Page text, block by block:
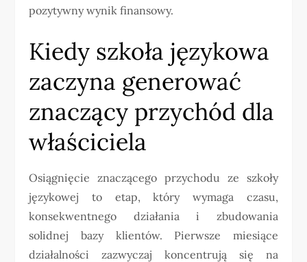
pozytywny wynik finansowy.
Kiedy szkoła językowa
zaczyna generować
znaczący przychód dla
właściciela
Osiągnięcie znaczącego przychodu ze szkoły
językowej to etap, który wymaga czasu,
konsekwentnego działania i zbudowania
solidnej bazy klientów. Pierwsze miesiące
działalności zazwyczaj koncentrują się na